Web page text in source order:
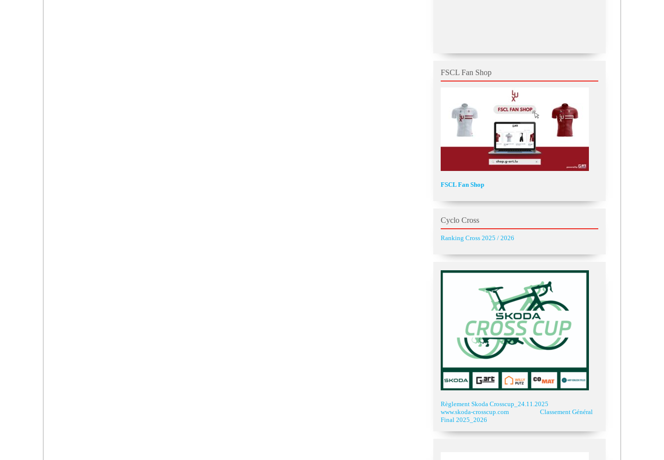
FSCL Fan Shop
FSCL Fan Shop
Cyclo Cross
Ranking Cross 2025 / 2026
Règlement Skoda Crosscup_24.11.2025
www.skoda-crosscup.com
Classement Général
Final 2025_2026